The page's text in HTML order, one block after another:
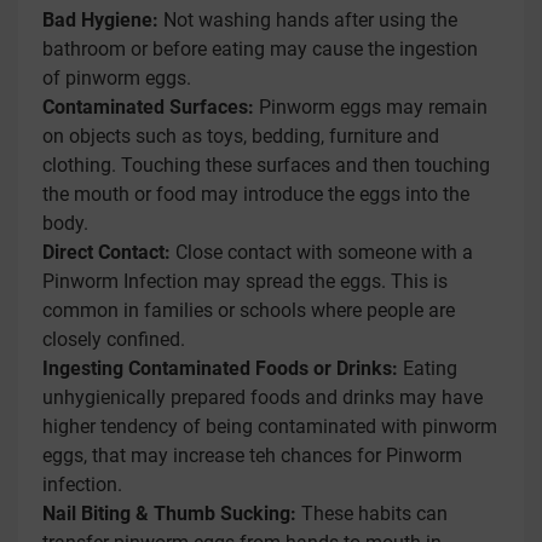
Bad Hygiene: Not washing hands after using the
bathroom or before eating may cause the ingestion
of pinworm eggs.
Contaminated Surfaces: Pinworm eggs may remain
on objects such as toys, bedding, furniture and
clothing. Touching these surfaces and then touching
the mouth or food may introduce the eggs into the
body.
Direct Contact: Close contact with someone with a
Pinworm Infection may spread the eggs. This is
common in families or schools where people are
closely confined.
Ingesting Contaminated Foods or Drinks: Eating
unhygienically prepared foods and drinks may have
higher tendency of being contaminated with pinworm
eggs, that may increase teh chances for Pinworm
infection.
Nail Biting & Thumb Sucking: These habits can